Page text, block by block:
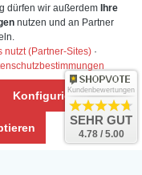
dürfen wir außerdem Ihre
nutzen und an Partner
nutzt (Partner-Sites) ·
KonfigurierenKundenbewertungen
SEHR GUT
4.78 / 5.00